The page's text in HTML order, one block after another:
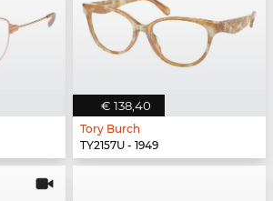
€ 138,40
Tory Burch
TY2157U - 1949